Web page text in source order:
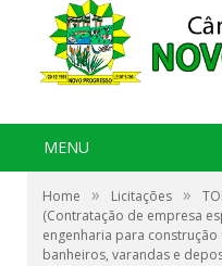
MENU
Home » Licitações »
(Contratação de empresa
engenharia para
banheiros, varandas e